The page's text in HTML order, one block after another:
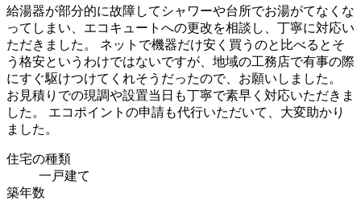
給湯器が部分的に故障してシャワーや台所でお湯がてなくな
ってしまい、エコキュートへの更改を相談し、丁寧に対応い
ただきました。 ネットで機器だけ安く買うのと比べるとそ
う格安というわけではないですが、地域の工務店で有事の際
にすぐ駆けつけてくれそうだったので、お願いしました。
お見積りでの現調や設置当日も丁寧で素早く対応いただきま
した。 エコポイントの申請も代行いただいて、大変助かり
ました。
住宅の種類
一戸建て
築年数